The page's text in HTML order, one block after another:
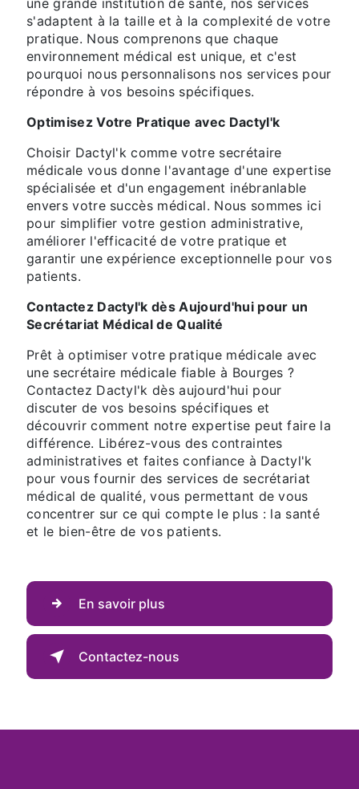
s'adaptent à la taille et à la complexité de votre
pratique. Nous comprenons que chaque
environnement médical est unique, et c'est
pourquoi nous personnalisons nos services pour
répondre à vos besoins spécifiques.
Optimisez Votre Pratique avec Dactyl'k
Choisir Dactyl'k comme votre secrétaire
médicale vous donne l'avantage d'une expertise
spécialisée et d'un engagement inébranlable
envers votre succès médical. Nous sommes ici
pour simplifier votre gestion administrative,
améliorer l'efficacité de votre pratique et
garantir une expérience exceptionnelle pour vos
patients.
Contactez Dactyl'k dès Aujourd'hui pour un
Secrétariat Médical de Qualité
Prêt à optimiser votre pratique médicale avec
une secrétaire médicale fiable à Bourges ?
Contactez Dactyl'k dès aujourd'hui pour
discuter de vos besoins spécifiques et
découvrir comment notre expertise peut faire la
différence. Libérez-vous des contraintes
administratives et faites confiance à Dactyl'k
pour vous fournir des services de secrétariat
médical de qualité, vous permettant de vous
concentrer sur ce qui compte le plus : la santé
et le bien-être de vos patients.
En savoir plus
Contactez-nous